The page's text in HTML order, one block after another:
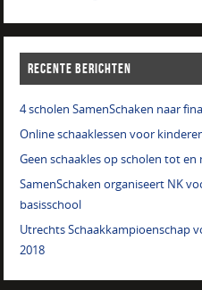
RECENTE BERICHTEN
4 scholen SamenSchaken naar
Online schaaklessen voor
Geen schaakles op scholen tot en
SamenSchaken organiseert NK
basisschool
Utrechts Schaakkampioenschap
2018